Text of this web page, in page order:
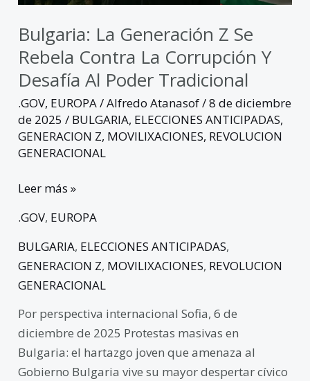
Bulgaria: La Generación Z Se
Rebela Contra La Corrupción Y
Desafía Al Poder Tradicional
.GOV, EUROPA/Alfredo Atanasof/8 de diciembre
de 2025/ BULGARIA, ELECCIONES ANTICIPADAS,
GENERACION Z, MOVILIXACIONES, REVOLUCION
GENERACIONAL
y
desafía
al
poder
tradicional
Leer más »
.GOV, EUROPA
BULGARIA, ELECCIONES ANTICIPADAS,
GENERACION Z, MOVILIXACIONES, REVOLUCION
GENERACIONAL
Por perspectiva internacional Sofia, 6 de
diciembre de 2025 Protestas masivas en
Bulgaria: el hartazgo joven que amenaza al
Gobierno Bulgaria vive su mayor despertar cívico